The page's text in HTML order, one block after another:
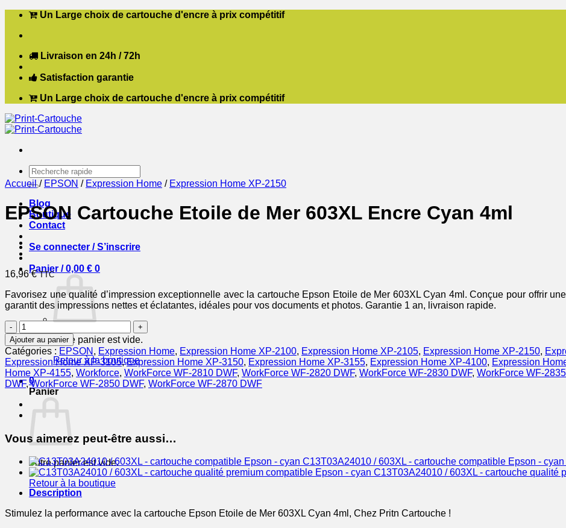
Passer
contenu
Un Large choix de cartouche d'encre à prix compétitif
Livraison en 24h / 72h
Satisfaction garantie
Un Large choix de cartouche d'encre à prix compétitif
Recherche
pour :
Blog
Boutique
Contact
Se connecter / S’inscrire
Panier /0,00 € 0
Votre panier est vide.
Retour à la boutique
0
Panier
Votre panier est vide.
Retour à la boutique
Accueil / EPSON / Expression Home / Expression Home XP-2150
EPSON Cartouche Etoile de Mer 603XL Encre Cyan 4ml
16,96€ TTC
Favorisez une qualité d’impression exceptionnelle avec la cartouche Epson Etoile de Mer 603XL Cyan 4ml. Conçue pour offrir
garantit des impressions nettes et éclatantes, idéales pour vos documents et photos. Garantie 1 an, livraison rapide.
quantité
de
EPSON
Cartouche
Etoile
de
Mer
603XL
Encre
Ajouter au panier
Catégories : EPSON , Expression Home, Expression Home XP-2100, Expression Home XP-2105, Expression Home XP-2150,
Expression Home XP-3105,Expression Home XP-3150, Expression Home XP-3155, Expression Home XP-4100, Expression
Home XP-4155, Workforce, WorkForce WF-2810 DWF, WorkForce WF-2820 DWF, WorkForce WF-2830 DWF, WorkForce WF-
DWF,WorkForce WF-2850 DWF, WorkForce WF-2870 DWF
Vous aimerez peut-être aussi…
C13T03A24010 / 603XL - cartouche compatible Epson - cyan
C13T03A24010 / 603XL - cartouche qualité
Description
Stimulez la performance avec la cartouche Epson Etoile de Mer 603XL Cyan 4ml, Chez Pritn Cartouche !